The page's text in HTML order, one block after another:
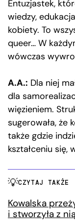
Entuzjastek,
wiedzy,
kobiety. To
queer… W
wówczas
A.A.: Dla niej
dla
więzieniem.
sugerowała, że
także gdzie
kształceniu się,
CZYTAJ TAKŻE
Kowalska
i stworzyła z